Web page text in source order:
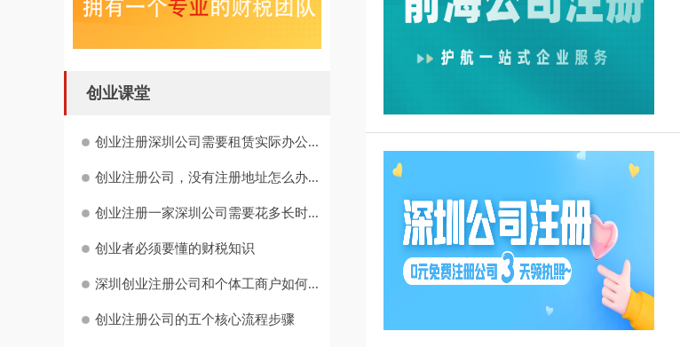
创业课堂
创业注册深圳公司需要租赁实际办公...
创业注册公司，没有注册地址怎么办...
创业注册一家深圳公司需要花多长时...
创业者必须要懂的财税知识
深圳创业注册公司和个体工商户如何...
创业注册公司的五个核心流程步骤